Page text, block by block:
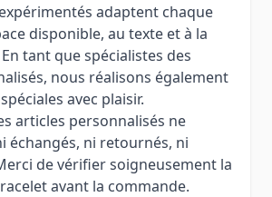
adaptent chaque
disponible, au texte et à la
tant que spécialistes des
nous réalisons également
avec plaisir.
articles personnalisés ne
échangés, ni retournés, ni
de vérifier soigneusement la
avant la commande.